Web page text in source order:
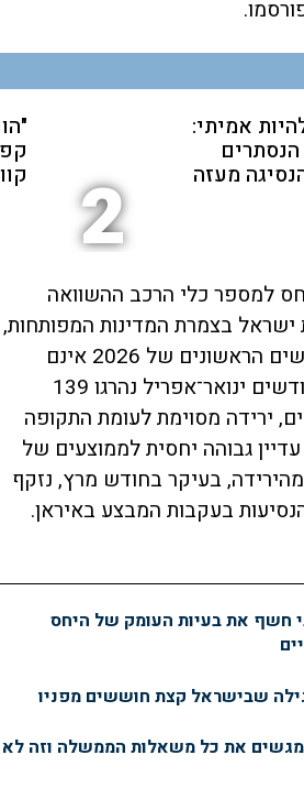
אמיתי:
מעזה 2
למספר כלי הרכב ההשוואה
ישראל בצמרת המדינות המפותחות,
ולא לטובה. נתוני החודשים הראשונים של 2026 אינם
מצביעים על שינוי. בחודשים ינואר־אפריל נהרגו 139
ירידה מסוימת לעומת התקופה
ב־2025, אך עדיין גבוהה יחסית לממוצעים של
בעיקר בחודש מרץ, נזקף
בעקבות המבצע באיראן.
חשף את בעיות העומק של היחס
שבישראל קצת חוששים מפניו
מגשים את כל משאלות הממשלה וזה לא